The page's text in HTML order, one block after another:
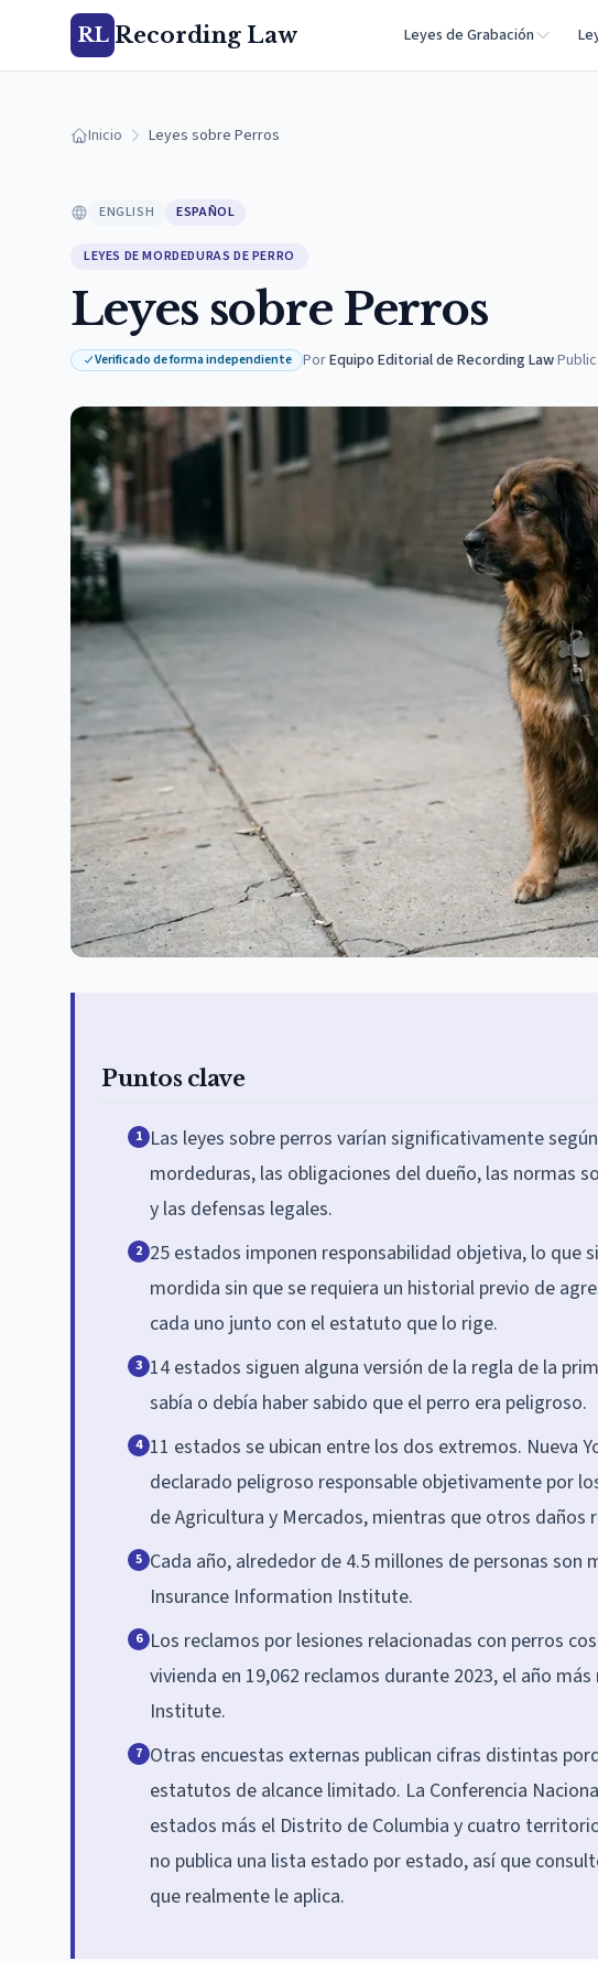
RL Recording Law Leyes de Grabación
Inicio Leyes sobre Perros
ENGLISH ESPAÑOL
LEYES DE MORDEDURAS DE PERRO
Leyes sobre Perros
Verificado de forma independiente PorEquipo Editorial de Recording Law·
Puntos clave
1 Las leyes sobre perros varían significativamente
mordeduras, las obligaciones del dueño, las normas
y las defensas legales.
2 25 estados imponen responsabilidad objetiva, lo que
mordida sin que se requiera un historial previo de
cada uno junto con el estatuto que lo rige.
3 14 estados siguen alguna versión de la regla de la
sabía o debía haber sabido que el perro era peligroso.
4 11 estados se ubican entre los dos extremos. Nueva
declarado peligroso responsable objetivamente por
de Agricultura y Mercados, mientras que otros
5 Cada año, alrededor de 4.5 millones de personas
Insurance Information Institute.
6 Los reclamos por lesiones relacionadas con perros
vivienda en 19,062 reclamos durante 2023, el año
Institute.
7 Otras encuestas externas publican cifras distintas
estatutos de alcance limitado. La Conferencia
estados más el Distrito de Columbia y cuatro
no publica una lista estado por estado, así que
que realmente le aplica.